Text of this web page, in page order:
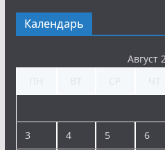
Календарь
Август
3 4 5 6